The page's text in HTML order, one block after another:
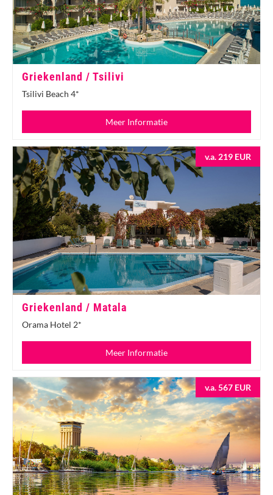
Griekenland / Tsilivi
Tsilivi Beach 4*
Meer Informatie
v.a. 219 EUR
Griekenland / Matala
Orama Hotel 2*
Meer Informatie
v.a. 567 EUR